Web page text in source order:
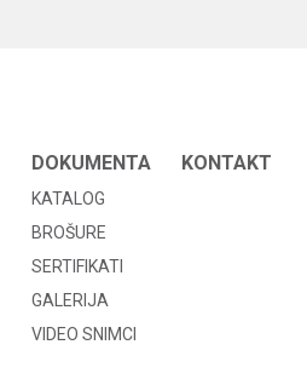
DOKUMENTA
KATALOG
BROŠURE
SERTIFIKATI
GALERIJA
VIDEO SNIMCI
KONTAKT